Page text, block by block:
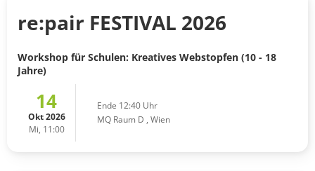
re:pair FESTIVAL 2026
Workshop für Schulen: Kreatives Webstopfen (10 - 18
Jahre)
14
Okt 2026
Mi, 11:00
Ende 12:40 Uhr
MQ Raum D , Wien